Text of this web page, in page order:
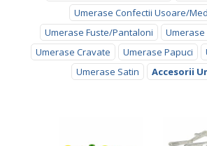
Umerase Confectii Usoare/
Umerase Fuste/Pantaloni
Umerase
Umerase Cravate
Umerase Papuci
Umerase Satin
Accesorii